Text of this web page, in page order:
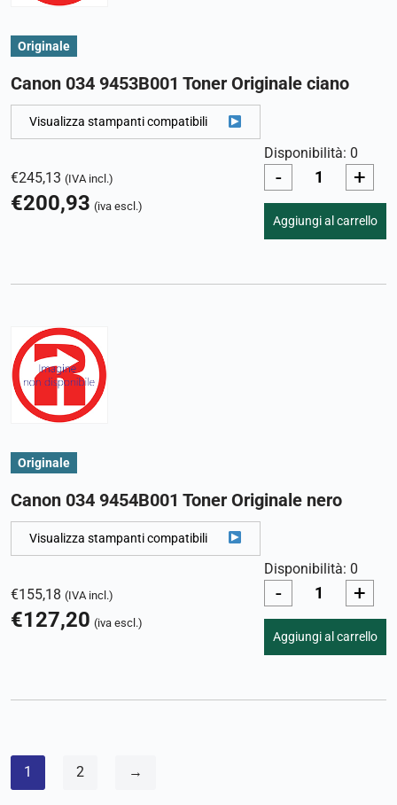
Originale
Canon 034 9453B001 Toner Originale ciano
Visualizza stampanti compatibili
€245,13 (IVA incl.)
€200,93 (iva escl.)
Disponibilità: 0
- +
Aggiungi al carrello
Originale
Canon 034 9454B001 Toner Originale nero
Visualizza stampanti compatibili
€155,18 (IVA incl.)
€127,20 (iva escl.)
Disponibilità: 0
- +
Aggiungi al carrello
1 2 →